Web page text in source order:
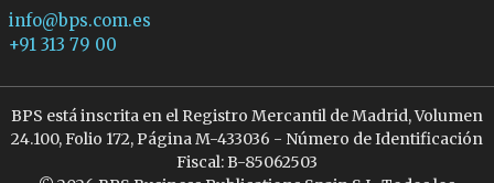
info@bps.com.es
+91 313 79 00
BPS está inscrita en el Registro Mercantil de Madrid, Volumen
24.100, Folio 172, Página M-433036 - Número de Identificación
Fiscal: B-85062503